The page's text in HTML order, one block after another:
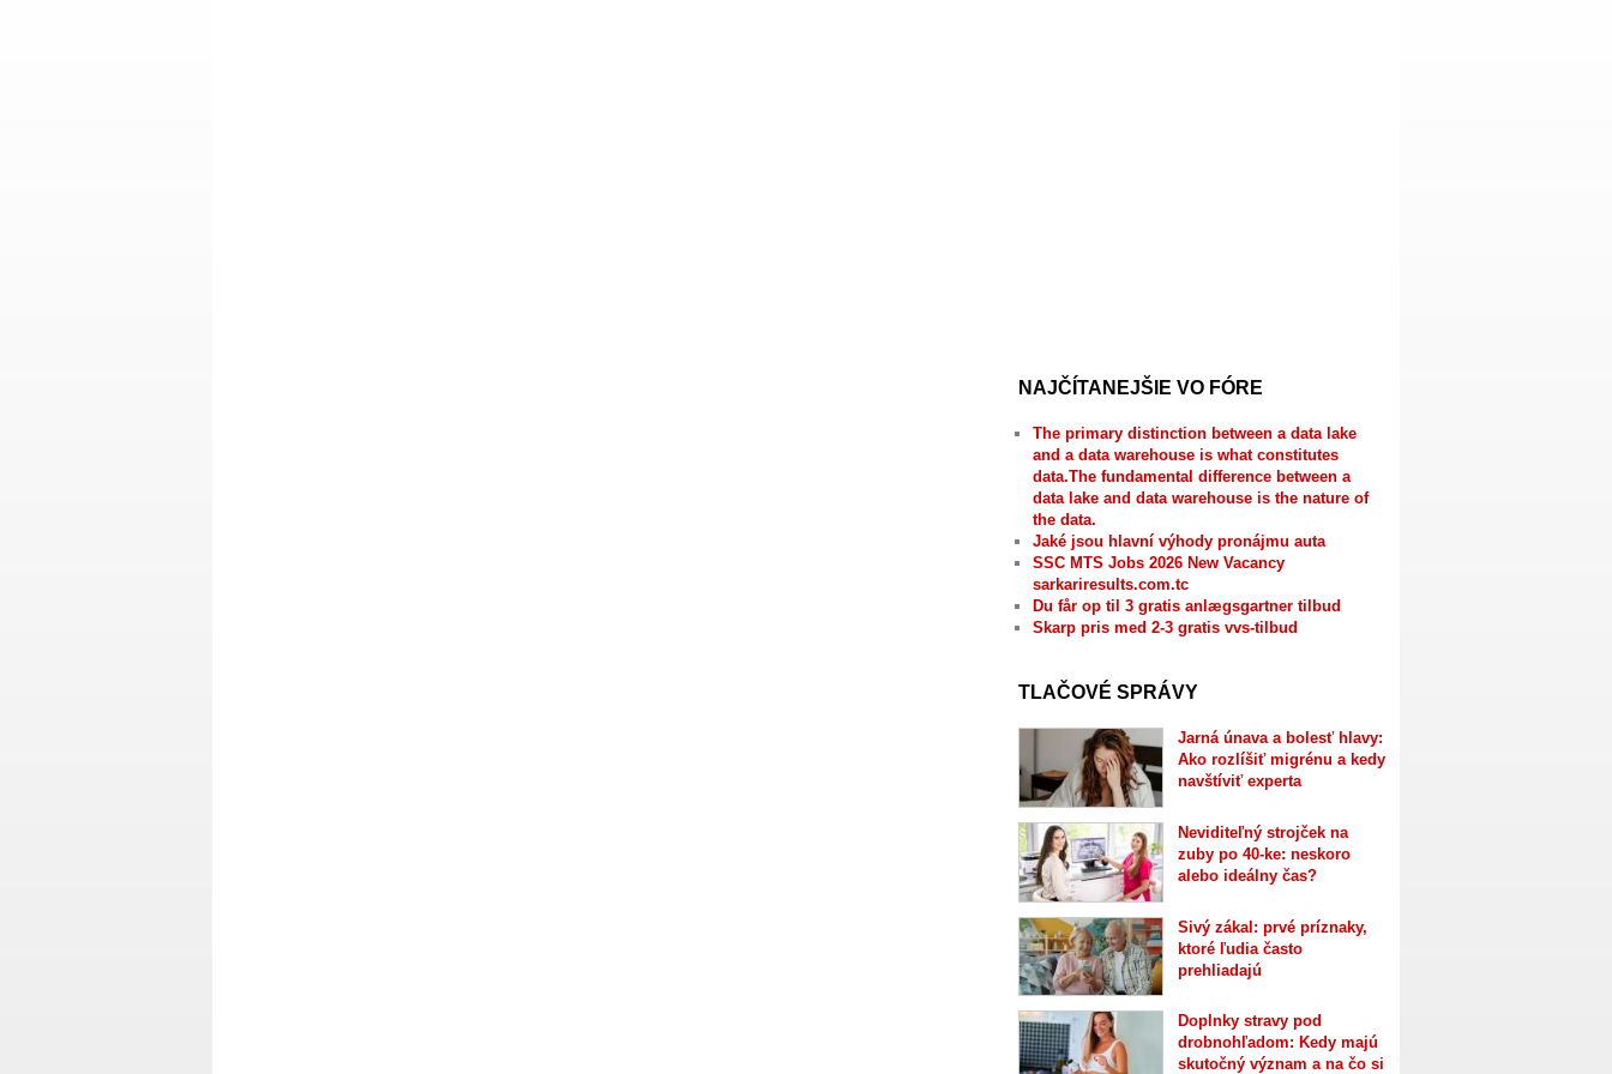
NAJČÍTANEJŠIE VO FÓRE
The primary distinction between a data lake
and a data warehouse is what constitutes
data.The fundamental difference between a
data lake and data warehouse is the nature of
the data.
Jaké jsou hlavní výhody pronájmu auta
SSC MTS Jobs 2026 New Vacancy
sarkariresults.com.tc
Du får op til 3 gratis anlægsgartner tilbud
Skarp pris med 2-3 gratis vvs-tilbud
TLAČOVÉ SPRÁVY
Jarná únava a bolesť hlavy:
Ako rozlíšiť migrénu a kedy
navštíviť experta
Neviditeľný strojček na
zuby po 40-ke: neskoro
alebo ideálny čas?
Sivý zákal: prvé príznaky,
ktoré ľudia často
prehliadajú
Doplnky stravy pod
drobnohľadom: Kedy majú
skutočný význam a na čo si